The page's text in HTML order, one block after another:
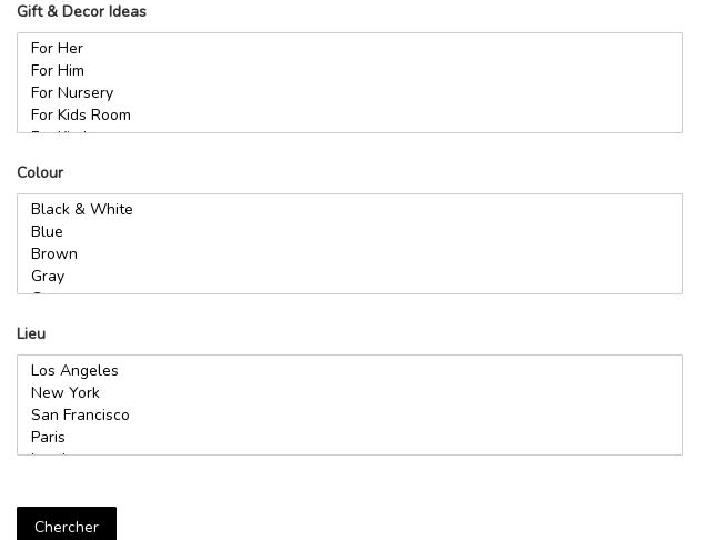
Gift & Decor Ideas
Colour
Lieu
Chercher